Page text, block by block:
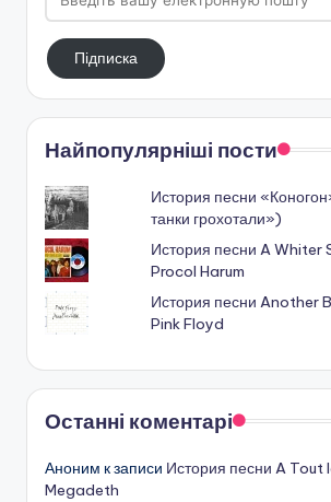
вашу
електронную
поштуПідписка
Найпопулярніші пости
История песни
танки грохотали»)
История песни A Whiter
Procol Harum
История песни Another
Pink Floyd
Останні коментарі
Аноним к записи История песни A Tout
Megadeth